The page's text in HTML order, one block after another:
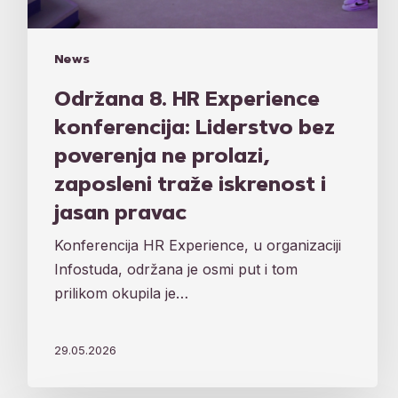
News
jasan
pravac
Održana 8. HR Experience
konferencija: Liderstvo bez
poverenja ne prolazi,
zaposleni traže iskrenost i
jasan pravac
Konferencija HR Experience, u organizaciji
Infostuda, održana je osmi put i tom
prilikom okupila je…
29.05.2026